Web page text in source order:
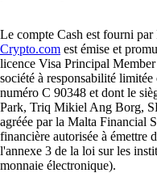
Le compte Cash est fourni
Crypto.com est émise et
licence Visa Principal
société à responsabilité
numéro C 90348 et dont le
Park, Triq Mikiel Ang Borg,
agréée par la Malta Financial
financière autorisée à émettre
l'annexe 3 de la loi sur les
monnaie électronique).